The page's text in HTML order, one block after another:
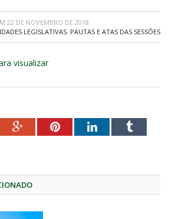
22 DE NOVEMBRO DE 2018
LEGISLATIVAS, PAUTAS E ATAS DAS SESSÕES
visualizar
Google+PinterestLinkedInTumblr